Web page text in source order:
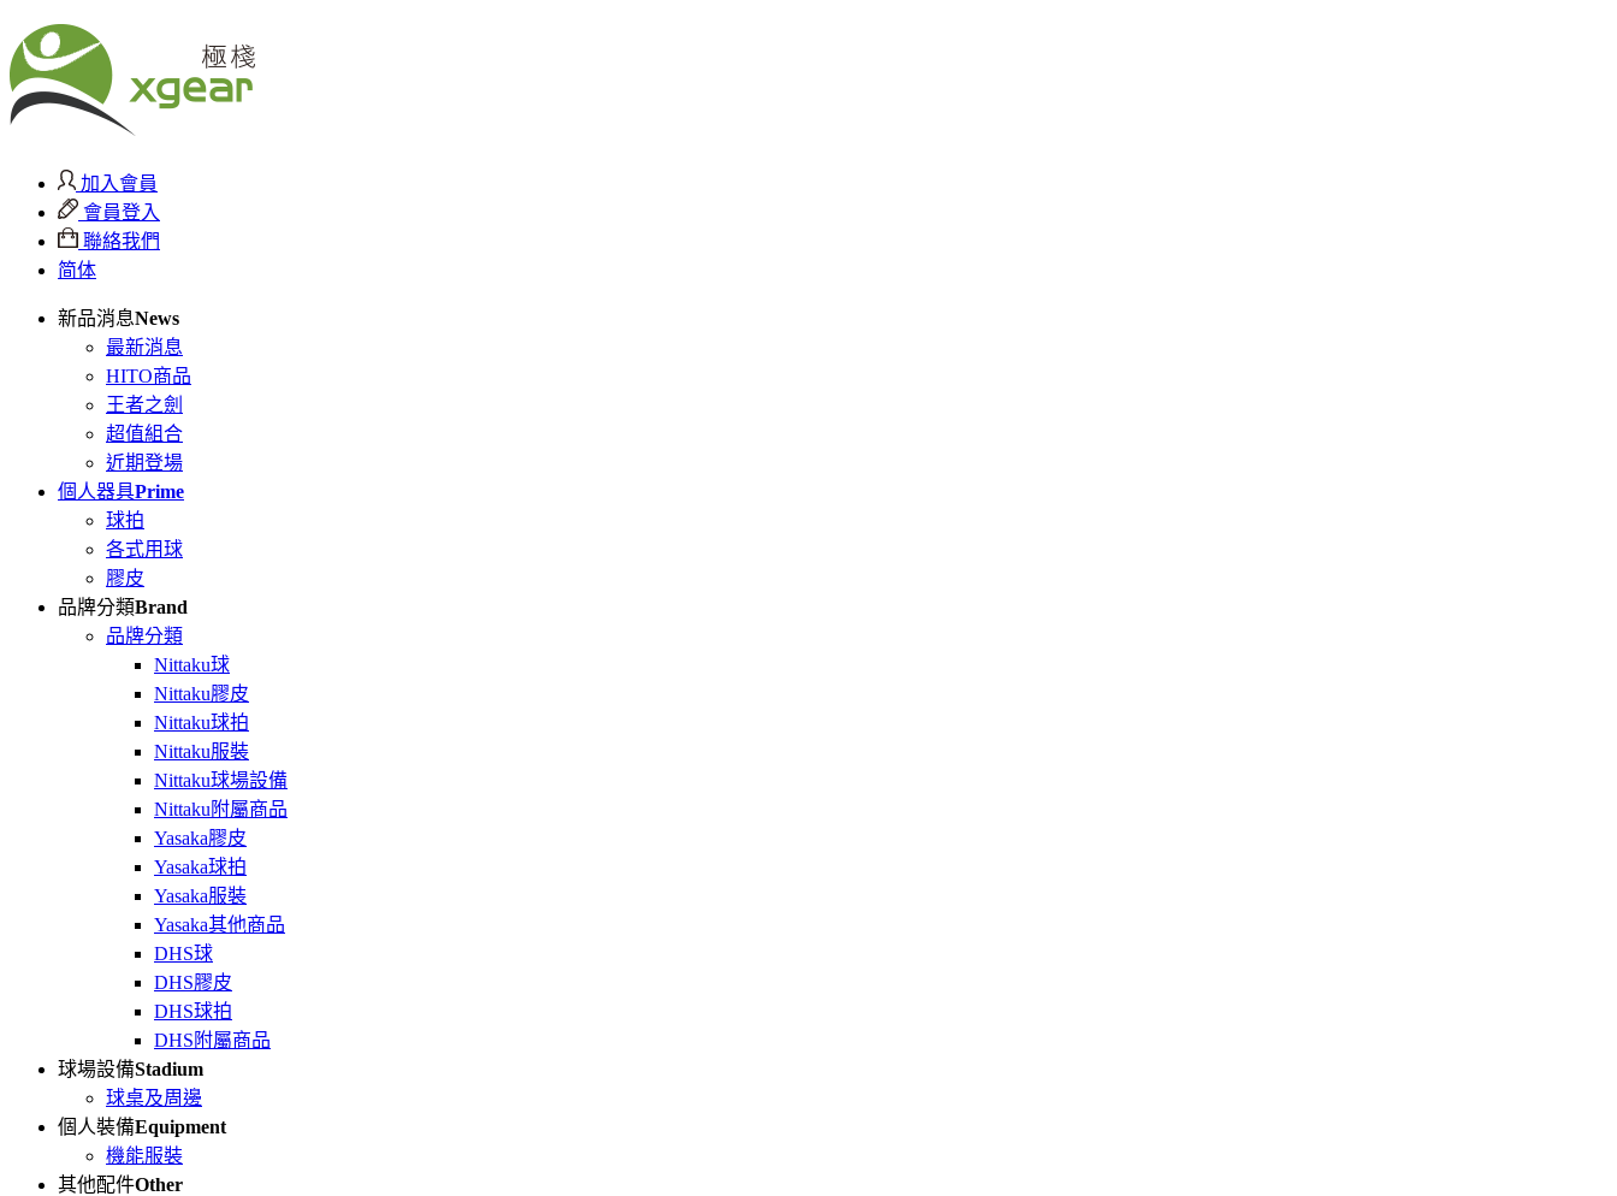
加入會員
會員登入
聯絡我們
简体
新品消息News
最新消息
HITO商品
王者之劍
超值組合
近期登場
個人器具Prime
球拍
各式用球
膠皮
品牌分類Brand
品牌分類
Nittaku球
Nittaku膠皮
Nittaku球拍
Nittaku服裝
Nittaku球場設備
Nittaku附屬商品
Yasaka膠皮
Yasaka球拍
Yasaka服裝
Yasaka其他商品
DHS球
DHS膠皮
DHS球拍
DHS附屬商品
球場設備Stadium
球桌及周邊
個人裝備Equipment
機能服裝
其他配件Other